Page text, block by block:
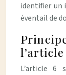
identifier un
éventail de
l’article
L’article 6